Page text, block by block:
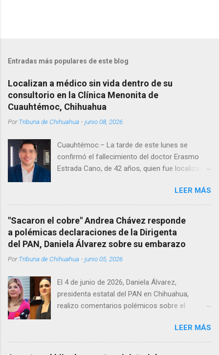
Entradas más populares de este blog
Localizan a médico sin vida dentro de su
consultorio en la Clínica Menonita de
Cuauhtémoc, Chihuahua
PorTribuna de Chihuahua -junio 08, 2026
Cuauhtémoc.– La tarde de este lunes se
confirmó el fallecimiento del doctor Erasmo
Estrada Cano, de 42 años, quien fue localizado
Menonita, ubicada en el kilómetro 10 del
Corredor Comercial. Según reportes el médico
se habría quitado la vida mientras permanecía
encerrado en el consultorio, por lo que
autoridades tuvieron que derribar la puerta,
Estrada, quien se desempeñó como presidente
un médico reconocido en la región.
LEER MÁS
"Sacaron el cobre" Andrea Chávez responde
a polémicas declaraciones de la Dirigenta
del PAN, Daniela Álvarez sobre su embarazo
PorTribuna de Chihuahua -junio 05, 2026
El 4 de junio de 2026, Daniela Álvarez,
presidenta estatal del PAN en Chihuahua,
realizo comentarios polémicos sobre el
Chávez. “acuérdense que su bebé está por
nacer”, expresó al ser cuestionada sobre si la
retaría a tomarse una foto en un restaurante
LEER MÁS